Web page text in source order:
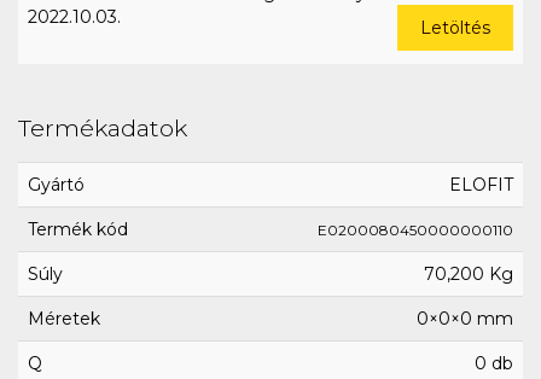
2022.10.03.
Letöltés
Termékadatok
Gyártó ELOFIT
Termék kód E0200080450000000110
Súly 70,200 Kg
Méretek 0×0×0 mm
Q 0 db